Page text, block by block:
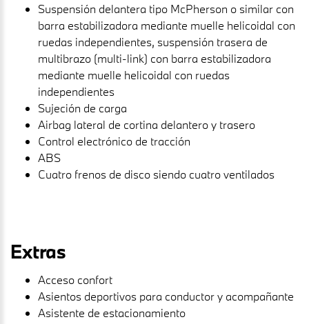
Suspensión delantera tipo McPherson o similar con
barra estabilizadora mediante muelle helicoidal con
ruedas independientes, suspensión trasera de
multibrazo (multi-link) con barra estabilizadora
mediante muelle helicoidal con ruedas
independientes
Sujeción de carga
Airbag lateral de cortina delantero y trasero
Control electrónico de tracción
ABS
Cuatro frenos de disco siendo cuatro ventilados
Extras
Acceso confort
Asientos deportivos para conductor y acompañante
Asistente de estacionamiento